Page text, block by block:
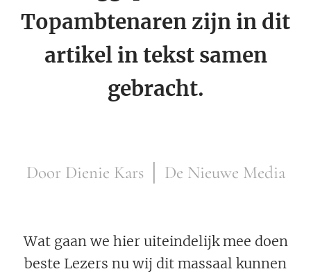
Topambtenaren zijn in dit
artikel in tekst samen
gebracht.
Door Dienie Kars │ De Nieuwe Media
Wat gaan we hier uiteindelijk mee doen
beste Lezers nu wij dit massaal kunnen